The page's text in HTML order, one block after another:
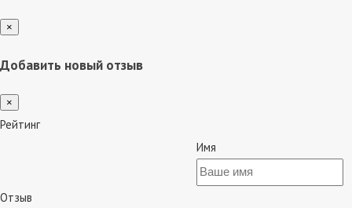
×
Добавить новый отзыв
×
Рейтинг
Имя
Отзыв